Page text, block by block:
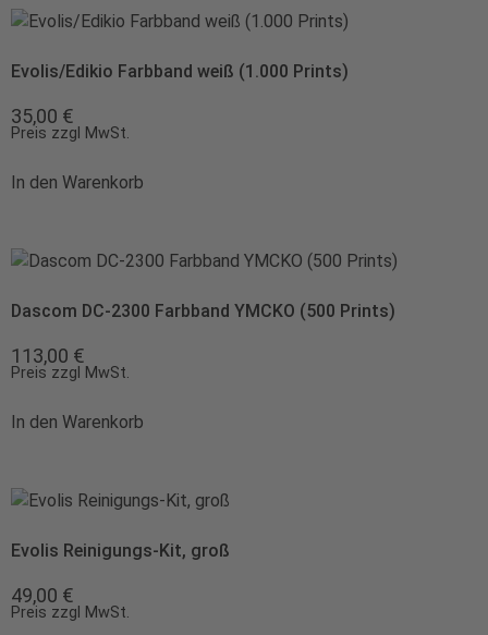
Evolis/Edikio Farbband weiß (1.000 Prints)
35,00 €
Preis zzgl MwSt.
In den Warenkorb
Dascom DC-2300 Farbband YMCKO (500 Prints)
113,00 €
Preis zzgl MwSt.
In den Warenkorb
Evolis Reinigungs-Kit, groß
49,00 €
Preis zzgl MwSt.